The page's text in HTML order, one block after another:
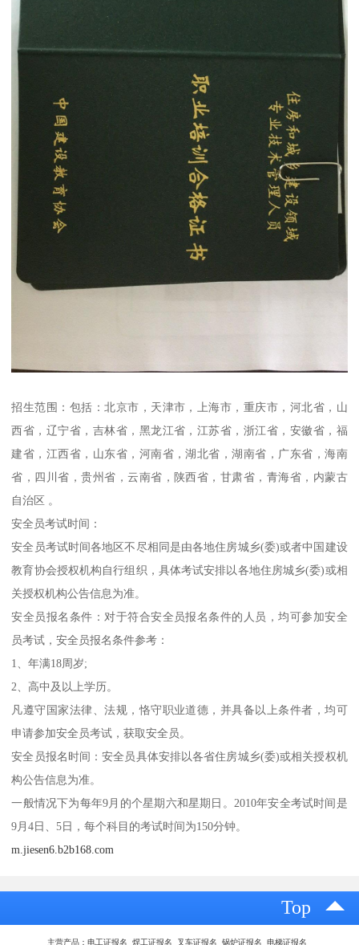
招生范围：包括：北京市，天津市，上海市，重庆市，河北省，山
西省，辽宁省，吉林省，黑龙江省，江苏省，浙江省，安徽省，福
建省，江西省，山东省，河南省，湖北省，湖南省，广东省，海南
省，四川省，贵州省，云南省，陕西省，甘肃省，青海省，内蒙古
自治区 。
安全员考试时间：
安全员考试时间各地区不尽相同是由各地住房城乡(委)或者中国建设
教育协会授权机构自行组织，具体考试安排以各地住房城乡(委)或相
关授权机构公告信息为准。
安全员报名条件：对于符合安全员报名条件的人员，均可参加安全
员考试，安全员报名条件参考：
1、年满18周岁;
2、高中及以上学历。
凡遵守国家法律、法规，恪守职业道德，并具备以上条件者，均可
申请参加安全员考试，获取安全员。
安全员报名时间：安全员具体安排以各省住房城乡(委)或相关授权机
构公告信息为准。
一般情况下为每年9月的个星期六和星期日。2010年安全考试时间是
9月4日、5日，每个科目的考试时间为150分钟。
m.jiesen6.b2b168.com
Top
主营产品：电工证报名 焊工证报名 叉车证报名 锅炉证报名 电梯证报名